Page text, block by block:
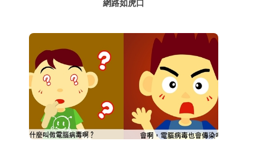
網路如虎口